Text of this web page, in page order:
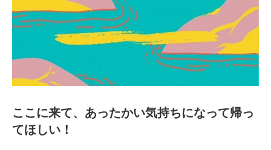
ここに来て、あったかい気持ちになって帰っ
てほしい！